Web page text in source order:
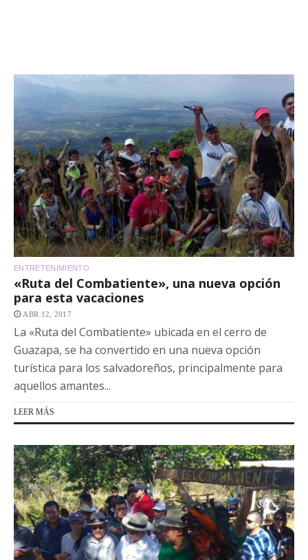
ENTRETENIMIENTO
«Ruta del Combatiente», una nueva opción
para esta vacaciones
ABR 12, 2017
La «Ruta del Combatiente» ubicada en el cerro de
Guazapa, se ha convertido en una nueva opción
turística para los salvadoreños, principalmente para
aquellos amantes...
LEER MÁS